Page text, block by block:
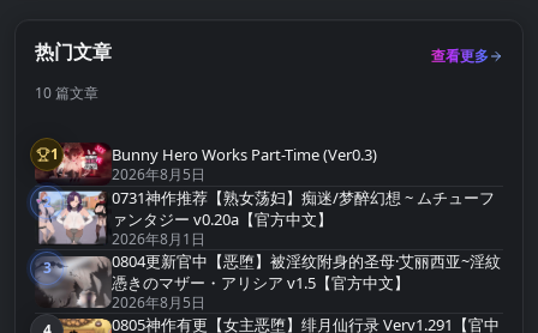
热门文章
查看更多
10 篇文章
第1名
1 Bunny Hero Works Part-Time (Ver0.3)
2026年8月5日
第2名
2
0731神作推荐【熟女荡妇】痴迷/梦醉幻想 ~ ムチューフ
ァンタジー v0.20a【官方中文】
2026年8月1日
第3名
3
0804更新官中【恶堕】被淫纹附身的圣母·艾丽西亚~淫紋
憑きのマザー・アリシア v1.5【官方中文】
2026年8月5日
0805神作有更【女主恶堕】绯月仙行录 Verv1.291【官中